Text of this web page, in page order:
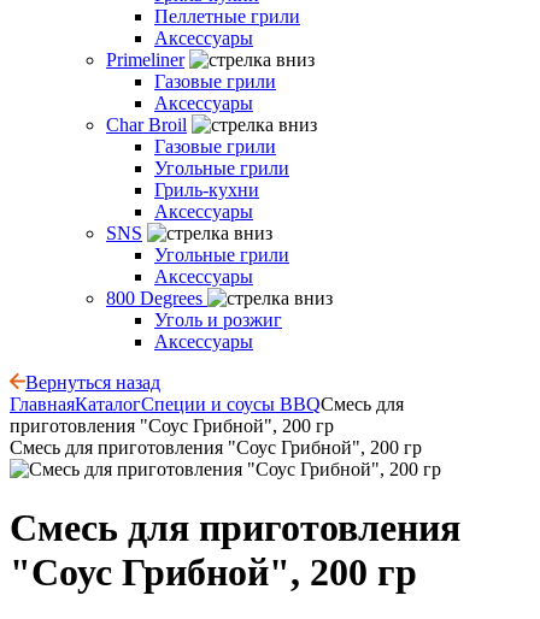
Пеллетные грили
Аксессуары
Primeliner
Газовые грили
Аксессуары
Char Broil
Газовые грили
Угольные грили
Гриль-кухни
Аксессуары
SNS
Угольные грили
Аксессуары
800 Degrees
Уголь и розжиг
Аксессуары
Вернуться назад
ГлавнаяКаталогСпеции и соусы BBQСмесь для
приготовления "Соус Грибной", 200 гр
Смесь для приготовления "Соус Грибной", 200 гр
Смесь для приготовления
"Соус Грибной", 200 гр